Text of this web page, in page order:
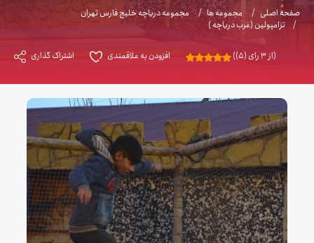
صفحه اصلی مجموعه ها
مجموعه دریاچه خلیج فارس تهران
ترامپولین (غرب دریاچه )
(از 3 رای (5)) افزودن به علاقمندی اشتراک گذاری